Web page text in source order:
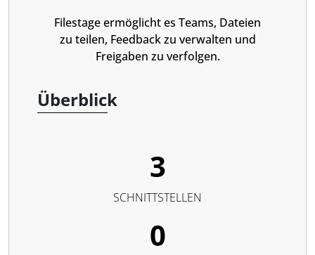
Filestage ermöglicht es Teams, Dateien
zu teilen, Feedback zu verwalten und
Freigaben zu verfolgen.
Überblick
3
SCHNITTSTELLEN
0